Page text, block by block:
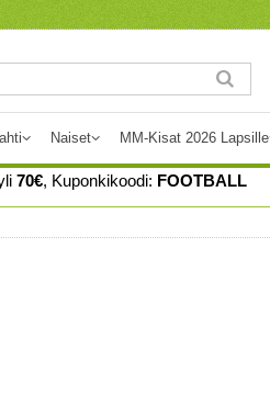
Naiset MM-Kisat 2026 Lapsille
70€, Kuponkikoodi: FOOTBALL